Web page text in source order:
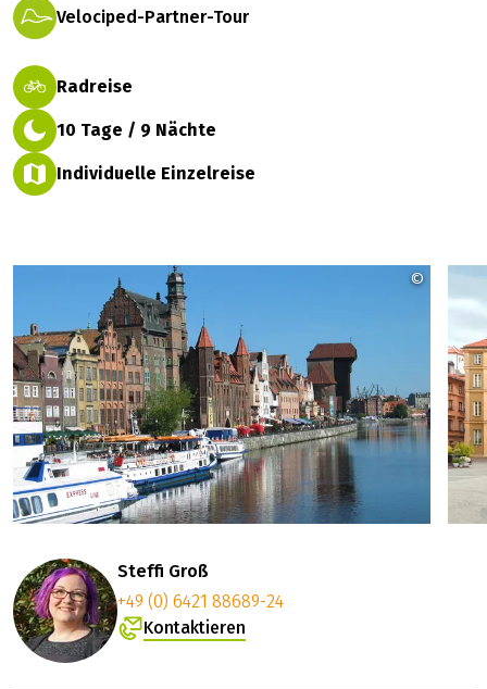
Radreise
10 Tage / 9 Nächte
Individuelle Einzelreise
Velociped-Partner-Tour
© Nature
Steffi Groß
+49 (0) 6421 88689-24
Kontaktieren